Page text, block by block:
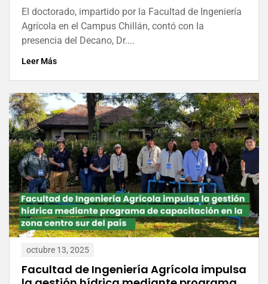
El doctorado, impartido por la Facultad de Ingeniería
Agrícola en el Campus Chillán, contó con la
presencia del Decano, Dr....
Leer Más
octubre 13, 2025
Facultad de Ingeniería Agrícola impulsa